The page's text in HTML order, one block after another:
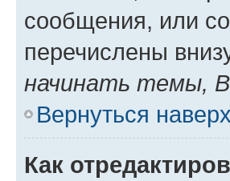
сообщения, или
перечислены
начинать темы,
Вернуться наверх
Как